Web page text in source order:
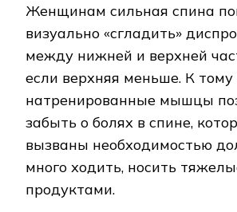
Женщинам сильная спина
визуально «сгладить»
между нижней и верхней
если верхняя меньше. К
натренированные мышцы
забыть о болях в спине,
вызваны необходимостью
много ходить, носить
продуктами.